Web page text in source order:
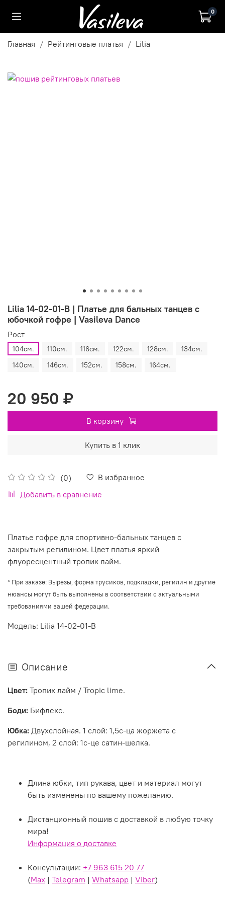
0
Главная Рейтинговые платья Lilia
Lilia 14-02-01-B | Платье для бальных танцев c
юбочкой гофре | Vasileva Dance
(0)
В избранное
Добавить в сравнение
Рост
104см. 110см. 116см. 122см. 128см.
134см.
140см.
146см. 152см. 158см. 164см.
20 950 ₽
В корзину
Купить в 1 клик
Платье гофре для спортивно-бальных танцев с
закрытым регилином. Цвет платья яркий
флуоресцентный тропик лайм.
* При заказе: Вырезы, форма трусиков, подкладки, регилин и другие
нюансы могут быть выполнены в соответствии с актуальными
требованиями вашей федерации.
Модель: Lilia 14-02-01-B
Описание
Цвет: Тропик лайм / Tropic lime.
Боди: Бифлекс.
Юбка: Двухслойная. 1 слой: 1,5с-ца жоржета с
регилином, 2 слой: 1с-це сатин-шелка.
Длина юбки, тип рукава, цвет и материал могут
быть изменены по вашему пожеланию.
Дистанционный пошив с доставкой в любую точку
мира!
Информация о доставке
Консультации: +7 963 615 20 77
(Max | Telegram | Whatsapp | Viber)